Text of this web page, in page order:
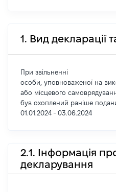
1. Вид декларації
При звільненні
особи, уповноваженої на
або місцевого
був охоплений раніше
01.01.2024 - 03.06.2024
2.1. Інформація
декларування